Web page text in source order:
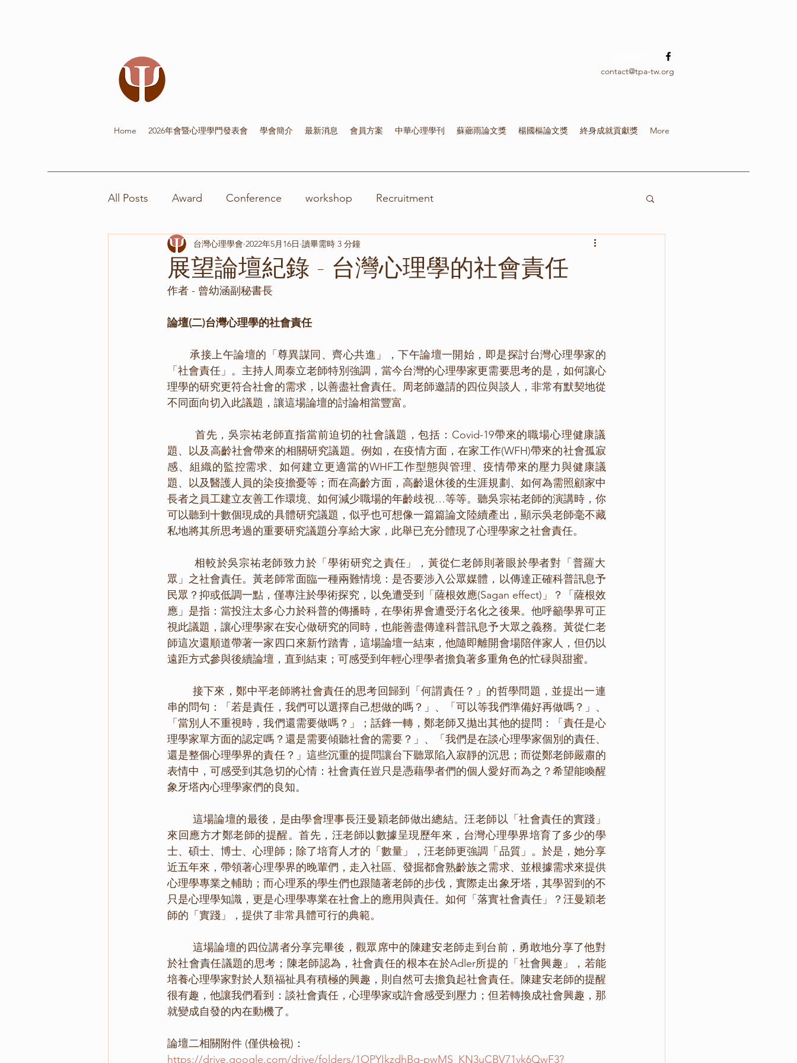
contact@tpa-tw.org
Home 2026年會暨心理學門發表會 學會簡介 最新消息 會員方案 中華心理學刊 蘇薌雨論文獎 楊國樞論文獎 終身成就貢獻獎 More
All Posts Award Conference workshop Recruitment
展望論壇紀錄 - 台灣心理學的社會責任
台灣心理學會 2022年5月16日 讀畢需時 3 分鐘
作者 - 曾幼涵副秘書長
論壇(二)台灣心理學的社會責任
       承接上午論壇的「尊異謀同、齊心共進」，下午論壇一開始，即是探討台灣心理學家的
「社會責任」。主持人周泰立老師特別強調，當今台灣的心理學家更需要思考的是，如何讓心
理學的研究更符合社會的需求，以善盡社會責任。周老師邀請的四位與談人，非常有默契地從
不同面向切入此議題，讓這場論壇的討論相當豐富。
題、以及高齡社會帶來的相關研究議題。例如，在疫情方面，在家工作(WFH)帶來的社會孤寂
感、組織的監控需求、如何建立更適當的WHF工作型態與管理、疫情帶來的壓力與健康議
題、以及醫護人員的染疫擔憂等；而在高齡方面，高齡退休後的生涯規劃、如何為需照顧家中
長者之員工建立友善工作環境、如何減少職場的年齡歧視…等等。聽吳宗祐老師的演講時，你
可以聽到十數個現成的具體研究議題，似乎也可想像一篇篇論文陸續產出，顯示吳老師毫不藏
私地將其所思考過的重要研究議題分享給大家，此舉已充分體現了心理學家之社會責任。
        相較於吳宗祐老師致力於「學術研究之責任」，黃從仁老師則著眼於學者對「普羅大
眾」之社會責任。黃老師常面臨一種兩難情境：是否要涉入公眾媒體，以傳達正確科普訊息予
民眾？抑或低調一點，僅專注於學術探究，以免遭受到「薩根效應(Sagan effect)」？「薩根效
應」是指：當投注太多心力於科普的傳播時，在學術界會遭受汙名化之後果。他呼籲學界可正
視此議題，讓心理學家在安心做研究的同時，也能善盡傳達科普訊息予大眾之義務。黃從仁老
師這次還順道帶著一家四口來新竹踏青，這場論壇一結束，他隨即離開會場陪伴家人，但仍以
遠距方式參與後續論壇，直到結束；可感受到年輕心理學者擔負著多重角色的忙碌與甜蜜。
串的問句：「若是責任，我們可以選擇自己想做的嗎？」、「可以等我們準備好再做嗎？」、
「當別人不重視時，我們還需要做嗎？」；話鋒一轉，鄭老師又拋出其他的提問：「責任是心
理學家單方面的認定嗎？還是需要傾聽社會的需要？」、「我們是在談心理學家個別的責任、
還是整個心理學界的責任？」這些沉重的提問讓台下聽眾陷入寂靜的沉思；而從鄭老師嚴肅的
表情中，可感受到其急切的心情：社會責任豈只是憑藉學者們的個人愛好而為之？希望能喚醒
象牙塔內心理學家們的良知。
來回應方才鄭老師的提醒。首先，汪老師以數據呈現歷年來，台灣心理學界培育了多少的學
士、碩士、博士、心理師；除了培育人才的「數量」，汪老師更強調「品質」。於是，她分享
近五年來，帶領著心理學界的晚輩們，走入社區、發掘都會熟齡族之需求、並根據需求來提供
心理學專業之輔助；而心理系的學生們也跟隨著老師的步伐，實際走出象牙塔，其學習到的不
只是心理學知識，更是心理學專業在社會上的應用與責任。如何「落實社會責任」？汪曼穎老
師的「實踐」，提供了非常具體可行的典範。
於社會責任議題的思考；陳老師認為，社會責任的根本在於Adler所提的「社會興趣」，若能
培養心理學家對於人類福祉具有積極的興趣，則自然可去擔負起社會責任。陳建安老師的提醒
很有趣，他讓我們看到：談社會責任，心理學家或許會感受到壓力；但若轉換成社會興趣，那
就變成自發的內在動機了。
論壇二相關附件 (僅供檢視)：
https://drive.google.com/drive/folders/1OPYIkzdhBg-pwMS_KN3uCBV71vk6QwF3?